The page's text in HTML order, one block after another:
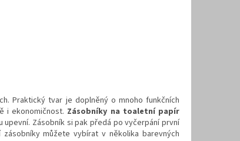
Praktický tvar je doplněný o mnoho funkčních
i ekonomičnost. Zásobníky na toaletní papír
Zásobník si pak předá po vyčerpání první
můžete vybírat v několika barevných